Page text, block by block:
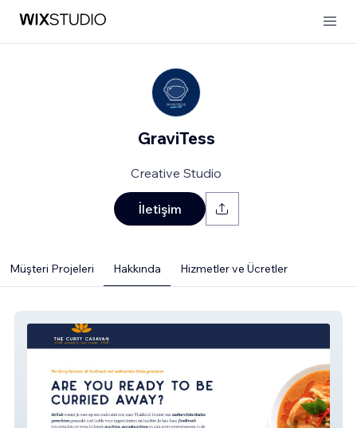
GraviTess
Creative Studio
İletişim
Müşteri Projeleri Hakkında Hizmetler ve Ücretler